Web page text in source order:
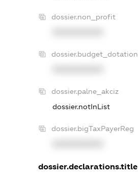
dossier.non_profit
dossier.budget_dotation
dossier.palne_akciz
dossier.notInList
dossier.bigTaxPayerReg
dossier.declarations.title